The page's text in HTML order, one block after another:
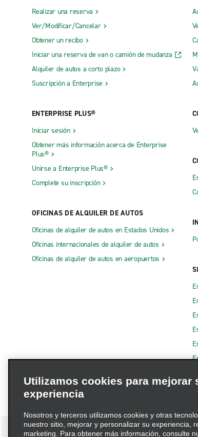
Alexandria
Ashland
Bardstown
Berea, Renfro's Collision
Bowling Green
Campbellsville
Central City
Centro de Louisville
Corbin
Covington
Danville
Elizabethtown
Realizar una reserva
Ver/Modificar/Cancelar
Obtener un recibo
Iniciar una reserva de van o camión de mudanza
Alquiler de autos a corto plazo
Suscripción a Enterprise
ENTERPRISE PLUS®
Iniciar sesión
Obtener más información acerca de Enterprise
Plus®
Unirse a Enterprise Plus®
Complete su inscripción
OFICINAS DE ALQUILER DE AUTOS
Oficinas de alquiler de autos en Estados Unidos
Oficinas internacionales de alquiler de autos
Oficinas de alquiler de autos en aeropuertos
Utilizamos cookies para mejorar
experiencia
Nosotros y terceros utilizamos cookies y otras
nuestro sitio, mejorar y personalizar su experiencia,
marketing. Para obtener más información, consulte